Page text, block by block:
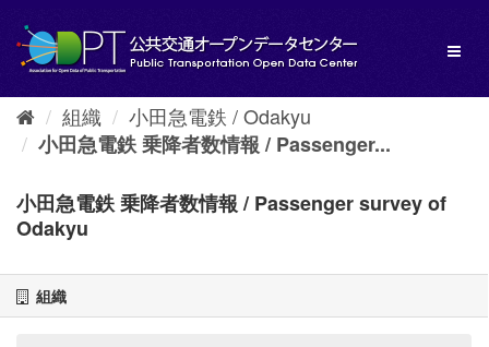
し
組織
小田急電鉄 / Odakyu
小田急電鉄 乗降者数情報 / Passenger...
小田急電鉄 乗降者数情報 / Passenger survey of
Odakyu
組織